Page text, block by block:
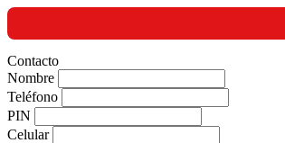
Contacto
Nombre
Teléfono
PIN
Celular